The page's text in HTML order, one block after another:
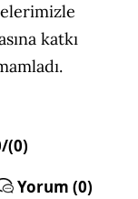
katkı
(0)
Yorum (0)